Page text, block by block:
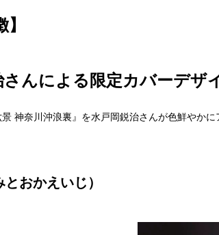
さんによる限定カバーデザ
神奈川沖浪裏』を水戸岡鋭治さんが色鮮やか
おかえいじ）